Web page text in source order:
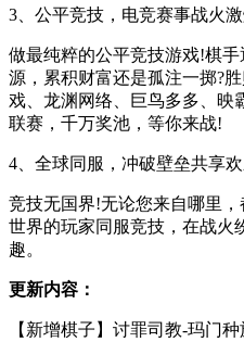
3、公平竞技，电竞赛事战火
做最纯粹的公平竞技游戏!棋
源，累积财富还是孤注一掷?
戏、龙渊网络、巨鸟多多、映
联赛，千万奖池，等你来战!
4、全球同服，冲破壁垒共享
竞技无国界!无论您来自哪里
世界的玩家同服竞技，在战火
趣。
更新内容：
【新增棋子】讨罪司教-玛门